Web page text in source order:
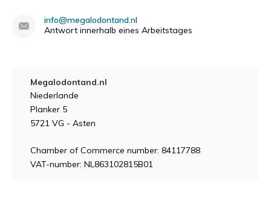
info@megalodontand.nl
Antwort innerhalb eines Arbeitstages
Megalodontand.nl
Niederlande
Planker 5
5721 VG - Asten
Chamber of Commerce number: 84117788
VAT-number: NL863102815B01